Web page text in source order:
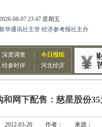
网下配售：慈星股份35
2012-03-20 作者： 来源：